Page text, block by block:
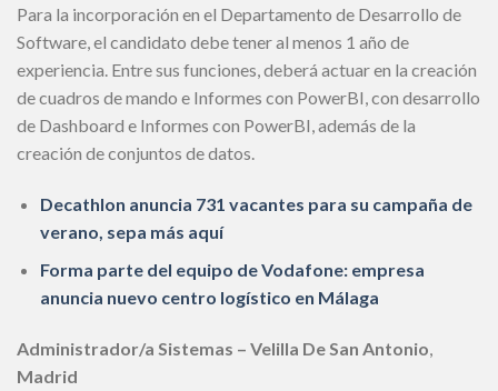
Para la incorporación en el Departamento de Desarrollo de
Software, el candidato debe tener al menos 1 año de
experiencia. Entre sus funciones, deberá actuar en la creación
de cuadros de mando e Informes con PowerBI, con desarrollo
de Dashboard e Informes con PowerBI, además de la
creación de conjuntos de datos.
Decathlon anuncia 731 vacantes para su campaña de
verano, sepa más aquí
Forma parte del equipo de Vodafone: empresa
anuncia nuevo centro logístico en Málaga
Administrador/a Sistemas – Velilla De San Antonio,
Madrid